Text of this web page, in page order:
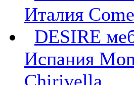
Италия
DESIRE
Испания